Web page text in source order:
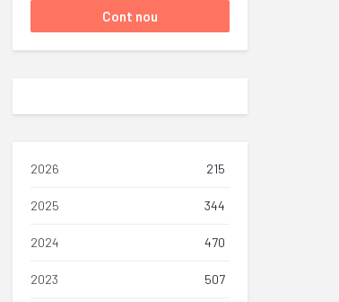
2026 215
2025 344
2024 470
2023 507